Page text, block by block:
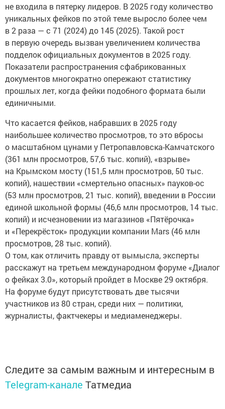
не входила в пятерку лидеров. В 2025 году количество
уникальных фейков по этой теме выросло более чем
в 2 раза — с 71 (2024) до 145 (2025). Такой рост
в первую очередь вызван увеличением количества
подделок официальных документов в 2025 году.
Показатели распространения сфабрикованных
документов многократно опережают статистику
прошлых лет, когда фейки подобного формата были
единичными.
Что касается фейков, набравших в 2025 году
наибольшее количество просмотров, то это вбросы
о масштабном цунами у Петропавловска-Камчатского
(361 млн просмотров, 57,6 тыс. копий), «взрыве»
на Крымском мосту (151,5 млн просмотров, 50 тыс.
копий), нашествии «смертельно опасных» пауков-ос
(53 млн просмотров, 21 тыс. копий), введении в России
единой школьной формы (46,6 млн просмотров, 14 тыс.
копий) и исчезновении из магазинов «Пятёрочка»
и «Перекрёсток» продукции компании Mars (46 млн
просмотров, 28 тыс. копий).
О том, как отличить правду от вымысла, эксперты
расскажут на третьем международном форуме «Диалог
о фейках 3.0», который пройдет в Москве 29 октября.
На форуме будут присутствовать две тысячи
участников из 80 стран, среди них — политики,
журналисты, фактчекеры и медиаменеджеры.
Следите за самым важным и интересным в
Telegram-канале Татмедиа